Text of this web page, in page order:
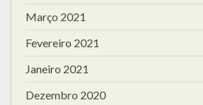
Março 2021
Fevereiro 2021
Janeiro 2021
Dezembro 2020